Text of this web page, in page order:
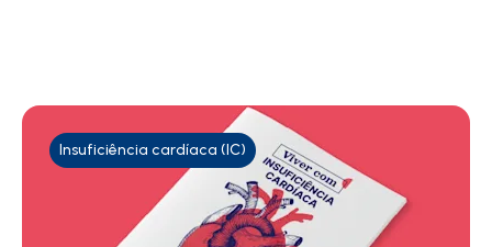
Insuficiência cardíaca (IC)